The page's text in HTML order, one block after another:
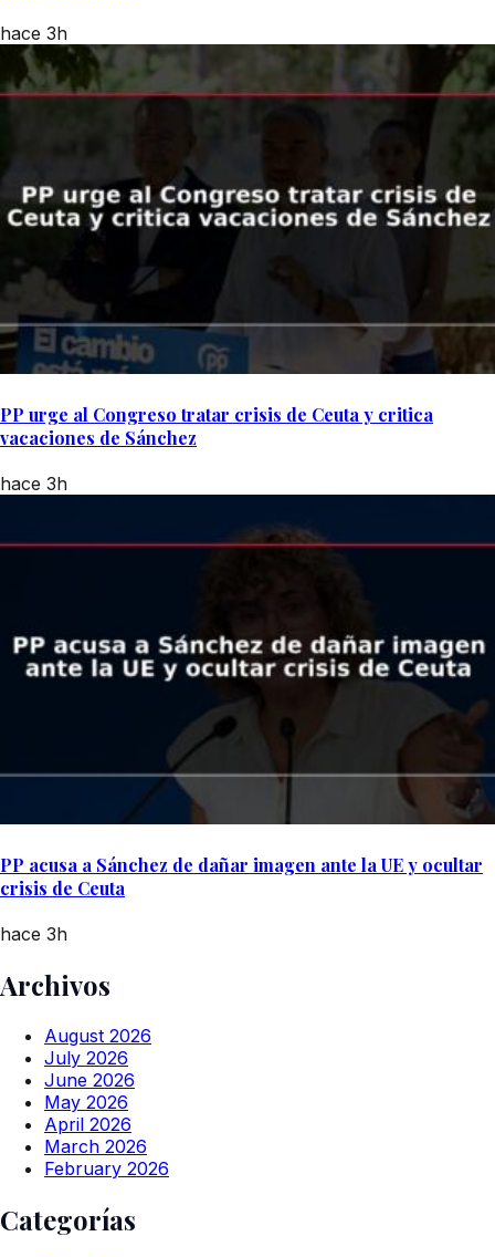
hace 3h
PP urge al Congreso tratar crisis de Ceuta y critica
vacaciones de Sánchez
hace 3h
PP acusa a Sánchez de dañar imagen ante la UE y ocultar
crisis de Ceuta
hace 3h
Archivos
August 2026
July 2026
June 2026
May 2026
April 2026
March 2026
February 2026
Categorías